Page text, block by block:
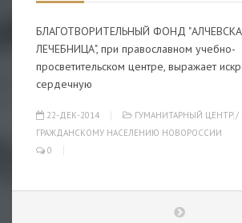
БЛАГОТВОРИТЕЛЬНЫЙ ФОНД
ЛЕЧЕБНИЦА", при православном учебно-
просветительском центре, выражает
сердечную
22-ДЕК-2014 ГУМАНИТАРНЫЙ ЦЕНТР /
ГРАЖДАНСКОМУ НАСЕЛЕНИЮ НОВОРОССИИ
0